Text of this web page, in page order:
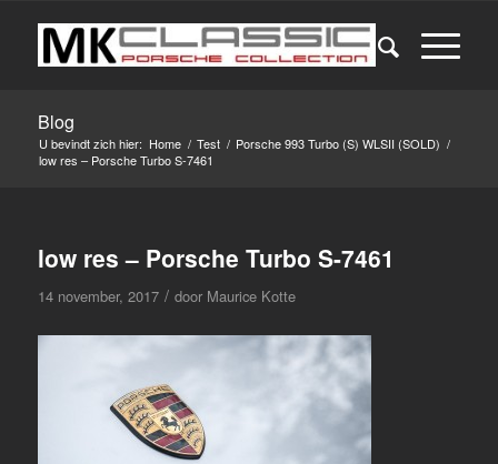
Blog
U bevindt zich hier: Home / Test / Porsche 993 Turbo (S) WLSII (SOLD) /
low res – Porsche Turbo S-7461
low res – Porsche Turbo S-7461
14 november, 2017 / door Maurice Kotte